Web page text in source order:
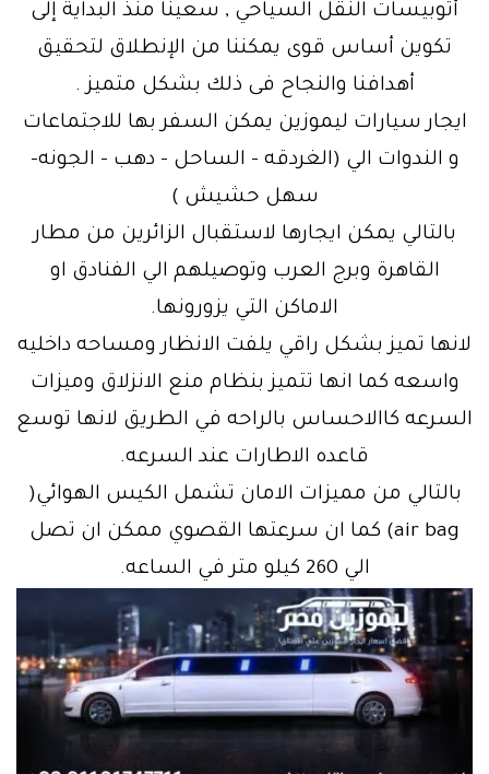
أتوبيسات النقل السياحي , سعينا منذ البداية إلى
تكوين أساس قوى يمكننا من الإنطلاق لتحقيق
أهدافنا والنجاح فى ذلك بشكل متميز .
ايجار سيارات ليموزين يمكن السفر بها للاجتماعات
و الندوات الي (الغردقه – الساحل – دهب – الجونه-
سهل حشيش )
بالتالي يمكن ايجارها لاستقبال الزائرين من مطار
القاهرة وبرج العرب وتوصيلهم الي الفنادق او
الاماكن التي يزورونها.
لانها تميز بشكل راقي يلفت الانظار ومساحه داخليه
واسعه كما انها تتميز بنظام منع الانزلاق وميزات
السرعه كاالاحساس بالراحه في الطريق لانها توسع
قاعده الاطارات عند السرعه.
بالتالي من مميزات الامان تشمل الكيس الهوائي(
air bag) كما ان سرعتها القصوي ممكن ان تصل
الي 260 كيلو متر في الساعه.